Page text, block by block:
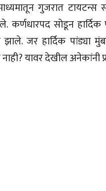
गुजरात टायटन्स
कर्णधारपद सोडून
जर हार्दिक पांड्या
यावर देखील अनेकांनी